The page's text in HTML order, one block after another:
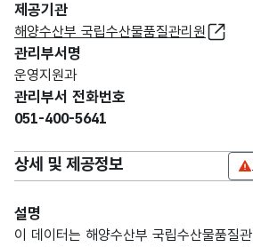
제공기관
해양수산부 국립수산물품질관리원
관리부서명
운영지원과
관리부서 전화번호
051-400-5641
상세 및 제공정보
설명
이 데이터는 해양수산부 국립수산물품질